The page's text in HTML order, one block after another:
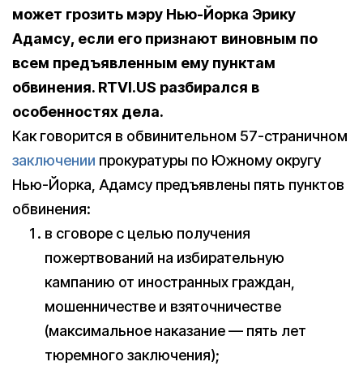
может грозить мэру Нью-Йорка Эрику
Адамсу, если его признают виновным по
всем предъявленным ему пунктам
обвинения. RTVI.US разбирался в
особенностях дела.
Как говорится в обвинительном 57-страничном
заключении прокуратуры по Южному округу
Нью-Йорка, Адамсу предъявлены пять пунктов
обвинения:
в сговоре с целью получения
пожертвований на избирательную
кампанию от иностранных граждан,
мошенничестве и взяточничестве
(максимальное наказание — пять лет
тюремного заключения);